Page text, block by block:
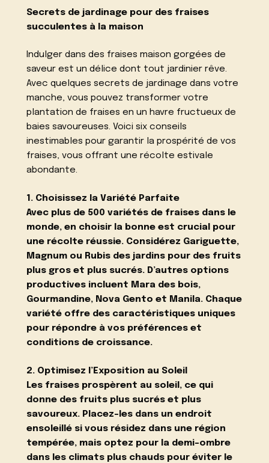
Secrets de jardinage pour des fraises
succulentes à la maison
Indulger dans des fraises maison gorgées de
saveur est un délice dont tout jardinier rêve.
Avec quelques secrets de jardinage dans votre
manche, vous pouvez transformer votre
plantation de fraises en un havre fructueux de
baies savoureuses. Voici six conseils
inestimables pour garantir la prospérité de vos
fraises, vous offrant une récolte estivale
abondante.
1. Choisissez la Variété Parfaite
Avec plus de 500 variétés de fraises dans le
monde, en choisir la bonne est crucial pour
une récolte réussie. Considérez Gariguette,
Magnum ou Rubis des jardins pour des fruits
plus gros et plus sucrés. D’autres options
productives incluent Mara des bois,
Gourmandine, Nova Gento et Manila. Chaque
variété offre des caractéristiques uniques
pour répondre à vos préférences et
conditions de croissance.
2. Optimisez l’Exposition au Soleil
Les fraises prospèrent au soleil, ce qui
donne des fruits plus sucrés et plus
savoureux. Placez-les dans un endroit
ensoleillé si vous résidez dans une région
tempérée, mais optez pour la demi-ombre
dans les climats plus chauds pour éviter le